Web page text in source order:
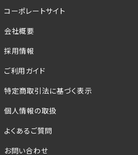
コーポレートサイト
会社概要
採用情報
ご利用ガイド
特定商取引法に基づく表示
個人情報の取扱
よくあるご質問
お問い合わせ